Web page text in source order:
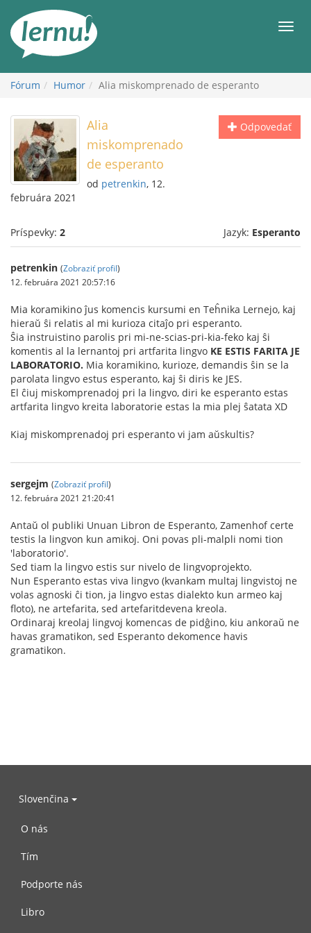
obsah
Fórum Humor Alia miskomprenado de esperanto
Odpovedať
Alia
miskomprenado
de esperanto
od petrenkin, 12.
februára 2021
Príspevky: 2 Jazyk: Esperanto
petrenkin (Zobraziť profil)
12. februára 2021 20:57:16
Mia koramikino ĵus komencis kursumi en Teĥnika Lernejo, kaj
hieraŭ ŝi relatis al mi kurioza citaĵo pri esperanto.
Ŝia instruistino parolis pri mi-ne-scias-pri-kia-feko kaj ŝi
komentis al la lernantoj pri artfarita lingvo KE ESTIS FARITA JE
LABORATORIO. Mia koramikino, kurioze, demandis ŝin se la
parolata lingvo estus esperanto, kaj ŝi diris ke JES.
El ĉiuj miskomprenadoj pri la lingvo, diri ke esperanto estas
artfarita lingvo kreita laboratorie estas la mia plej ŝatata XD
Kiaj miskomprenadoj pri esperanto vi jam aŭskultis?
sergejm (Zobraziť profil)
12. februára 2021 21:20:41
Antaŭ ol publiki Unuan Libron de Esperanto, Zamenhof certe
testis la lingvon kun amikoj. Oni povas pli-malpli nomi tion
'laboratorio'.
Sed tiam la lingvo estis sur nivelo de lingvoprojekto.
Nun Esperanto estas viva lingvo (kvankam multaj lingvistoj ne
volas agnoski ĉi tion, ja lingvo estas dialekto kun armeo kaj
floto), ne artefarita, sed artefaritdevena kreola.
Ordinaraj kreolaj lingvoj komencas de pidĝino, kiu ankoraŭ ne
havas gramatikon, sed Esperanto dekomence havis
gramatikon.
Slovenčina
O nás
Tím
Podporte nás
Libro